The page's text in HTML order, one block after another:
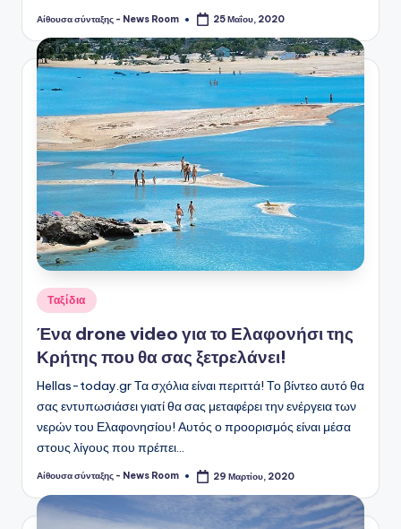
Συγγραφέας:
Αίθουσα σύνταξης - News Room 25 Μαΐου, 2020
Αναρτήθηκε
σε
Ταξίδια
Ένα drone video για το Ελαφονήσι της
Κρήτης που θα σας ξετρελάνει!
Hellas-today.gr Τα σχόλια είναι περιττά! Το βίντεο αυτό θα
σας εντυπωσιάσει γιατί θα σας μεταφέρει την ενέργεια των
νερών του Ελαφονησίου! Αυτός ο προορισμός είναι μέσα
στους λίγους που πρέπει…
Συγγραφέας:
Αίθουσα σύνταξης - News Room 29 Μαρτίου, 2020